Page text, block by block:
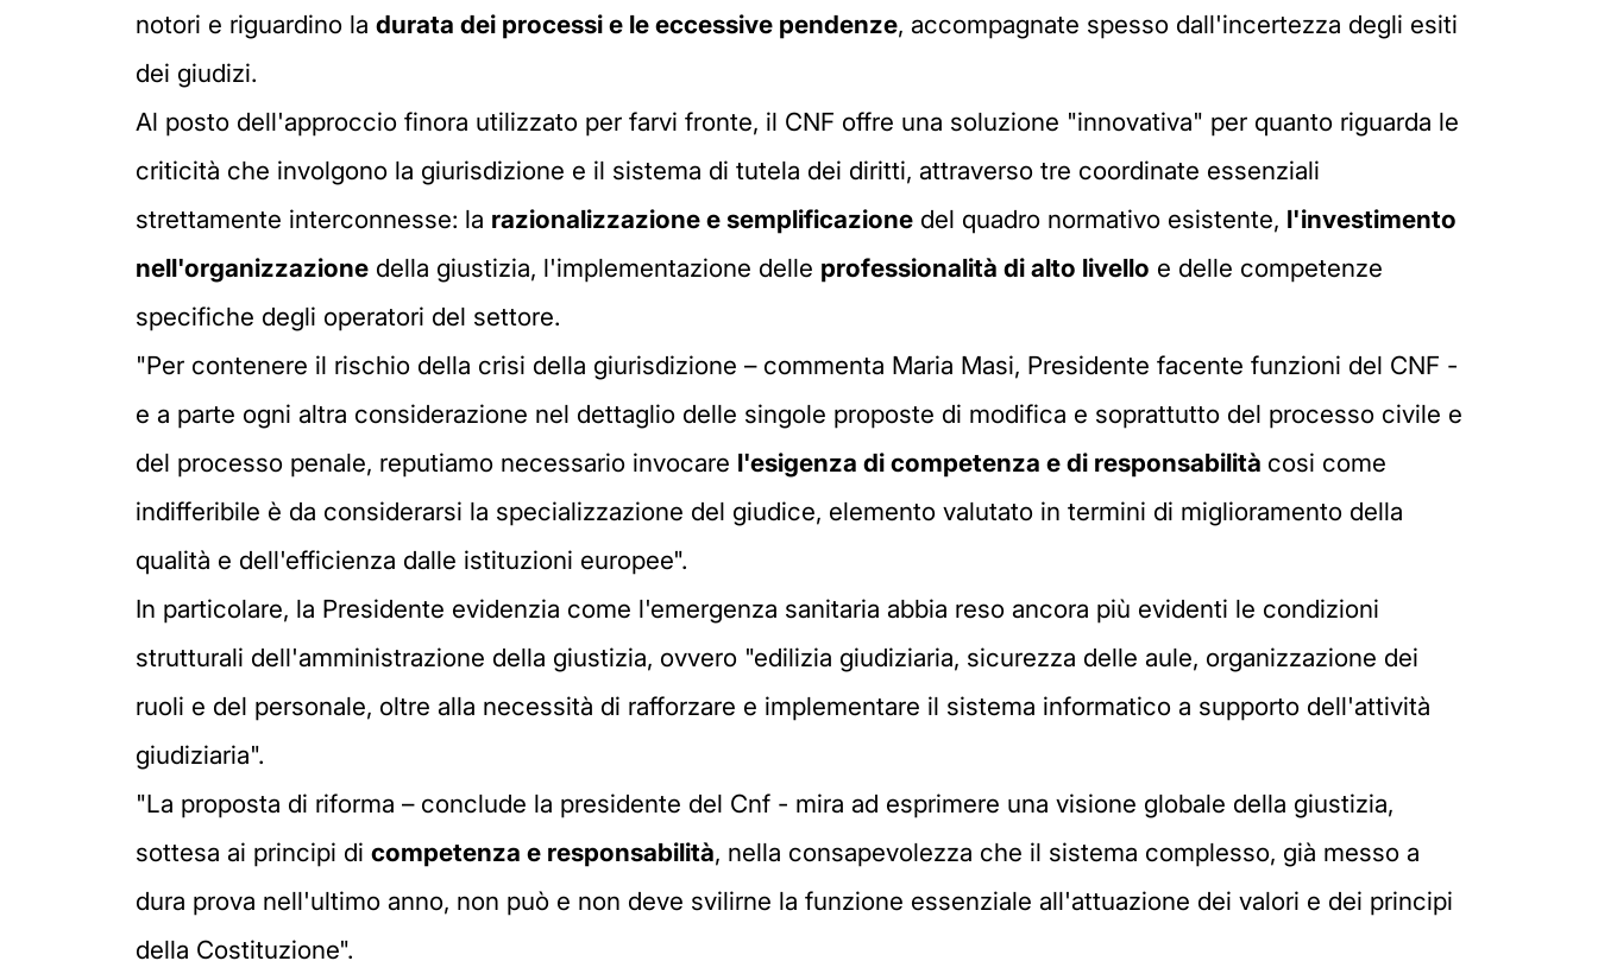
notori e riguardino la durata dei processi e le eccessive pendenze, accompagnate spesso dall'incertezza degli esiti
dei giudizi.
Al posto dell'approccio finora utilizzato per farvi fronte, il CNF offre una soluzione "innovativa" per quanto riguarda le
criticità che involgono la giurisdizione e il sistema di tutela dei diritti, attraverso tre coordinate essenziali
strettamente interconnesse: la razionalizzazione e semplificazione del quadro normativo esistente, l'investimento
nell'organizzazione della giustizia, l'implementazione delle professionalità di alto livello e delle competenze
specifiche degli operatori del settore.
"Per contenere il rischio della crisi della giurisdizione – commenta Maria Masi, Presidente facente funzioni del CNF -
e a parte ogni altra considerazione nel dettaglio delle singole proposte di modifica e soprattutto del processo civile e
del processo penale, reputiamo necessario invocare l'esigenza di competenza e di responsabilità cosi come
indifferibile è da considerarsi la specializzazione del giudice, elemento valutato in termini di miglioramento della
qualità e dell'efficienza dalle istituzioni europee".
In particolare, la Presidente evidenzia come l'emergenza sanitaria abbia reso ancora più evidenti le condizioni
strutturali dell'amministrazione della giustizia, ovvero "edilizia giudiziaria, sicurezza delle aule, organizzazione dei
ruoli e del personale, oltre alla necessità di rafforzare e implementare il sistema informatico a supporto dell'attività
giudiziaria".
"La proposta di riforma – conclude la presidente del Cnf - mira ad esprimere una visione globale della giustizia,
sottesa ai principi di competenza e responsabilità, nella consapevolezza che il sistema complesso, già messo a
dura prova nell'ultimo anno, non può e non deve svilirne la funzione essenziale all'attuazione dei valori e dei principi
della Costituzione".